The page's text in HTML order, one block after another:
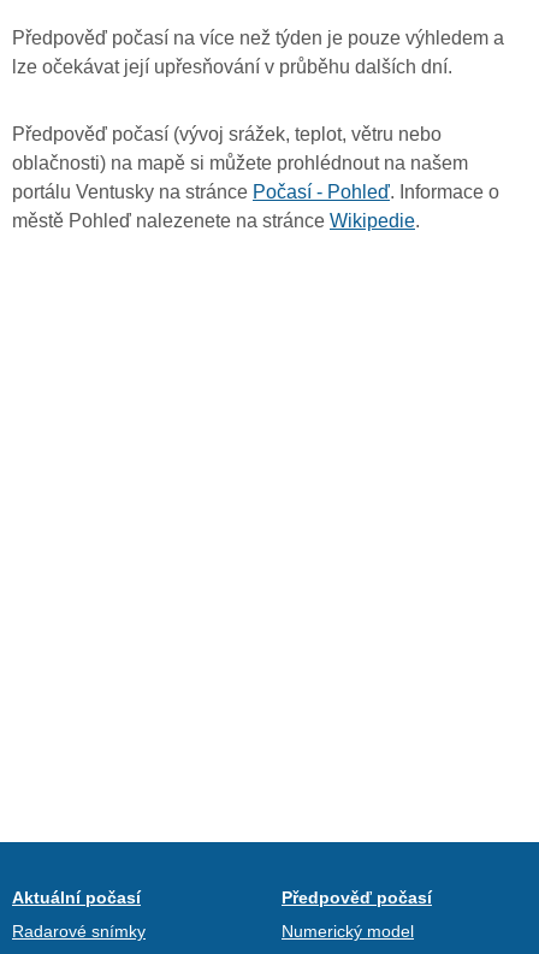
Předpověď počasí na více než týden je pouze výhledem a
lze očekávat její upřesňování v průběhu dalších dní.
Předpověď počasí (vývoj srážek, teplot, větru nebo
oblačnosti) na mapě si můžete prohlédnout na našem
portálu Ventusky na stránce Počasí - Pohleď. Informace o
městě Pohleď nalezenete na stránce Wikipedie.
Aktuální počasí
Radarové snímky
Předpověď počasí
Numerický model